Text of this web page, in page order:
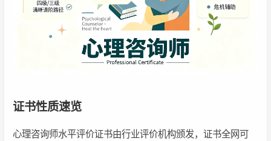
证书性质速览
心理咨询师水平评价证书由行业评价机构颁发，证书全网可